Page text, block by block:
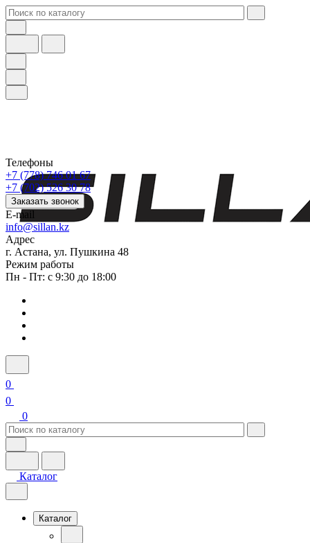
Телефоны
+7 (778) 746 01 67
+7 (702) 526 30 78
Заказать звонок
E-mail
info@sillan.kz
Адрес
г. Астана, ул. Пушкина 48
Режим работы
Пн - Пт: с 9:30 до 18:00
0
0
0
Каталог
Каталог